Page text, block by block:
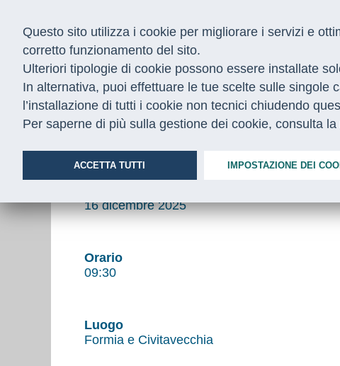
Home / Appuntamenti / gnv recruiting lazio dicembre 25
GNV Recruiting Day nel
16 dicembre 2025
Orario
09:30
Luogo
Formia e Civitavecchia
Questo sito utilizza i cookie per migliorare i servizi e
corretto funzionamento del sito.
Ulteriori tipologie di cookie possono essere installate
In alternativa, puoi effettuare le tue scelte sulle singole
l’installazione di tutti i cookie non tecnici chiudendo
Per saperne di più sulla gestione dei cookie, consulta la
ACCETTA TUTTI IMPOSTAZIONE DEI